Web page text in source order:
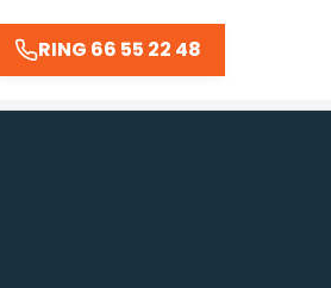
RING 66 55 22 48
66 55 22 48